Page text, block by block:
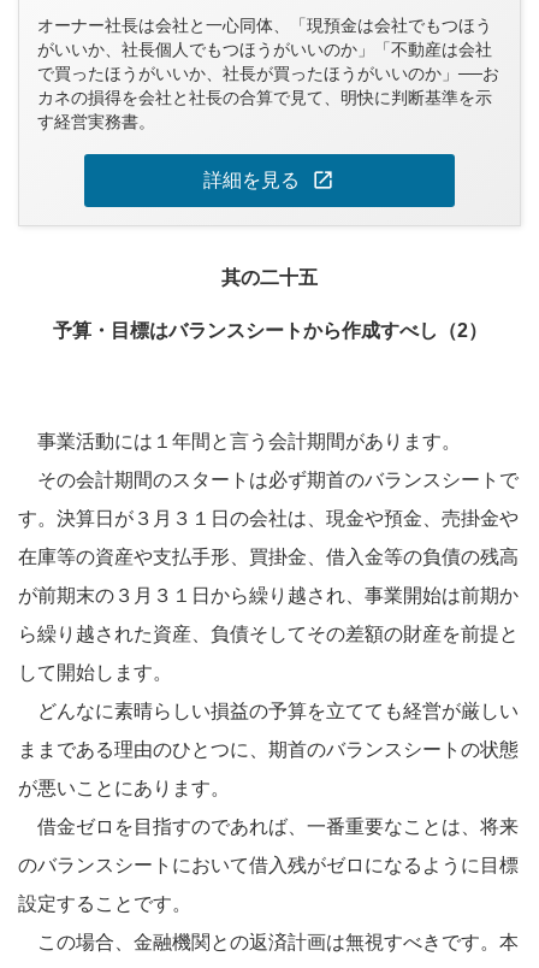
オーナー社長は会社と一心同体、「現預金は会社でもつほう
がいいか、社長個人でもつほうがいいのか」「不動産は会社
で買ったほうがいいか、社長が買ったほうがいいのか」──お
カネの損得を会社と社長の合算で見て、明快に判断基準を示
す経営実務書。
詳細を見る open_in_new
其の二十五
予算・目標はバランスシートから作成すべし（2）
事業活動には１年間と言う会計期間があります。
その会計期間のスタートは必ず期首のバランスシートで
す。決算日が３月３１日の会社は、現金や預金、売掛金や
在庫等の資産や支払手形、買掛金、借入金等の負債の残高
が前期末の３月３１日から繰り越され、事業開始は前期か
ら繰り越された資産、負債そしてその差額の財産を前提と
して開始します。
どんなに素晴らしい損益の予算を立てても経営が厳しい
ままである理由のひとつに、期首のバランスシートの状態
が悪いことにあります。
借金ゼロを目指すのであれば、一番重要なことは、将来
のバランスシートにおいて借入残がゼロになるように目標
設定することです。
この場合、金融機関との返済計画は無視すべきです。本